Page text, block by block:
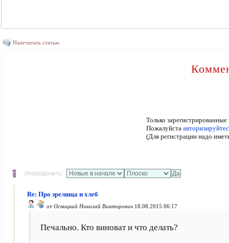
Напечатать статью
Только
Пожалуйста
(Для регистрации надо
Упорядочить:
Re: Про зрелища и хлеб
от Осницкий Николай Викторович 18.08.2015 06:17
Печально. Кто виноват и что делать?